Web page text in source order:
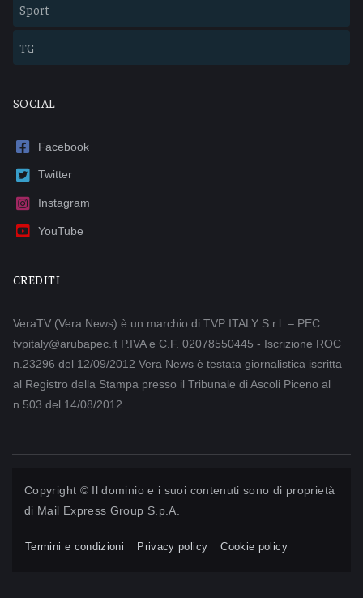
Sport
TG
SOCIAL
Facebook
Twitter
Instagram
YouTube
CREDITI
VeraTV (Vera News) è un marchio di TVP ITALY S.r.l. – PEC:
tvpitaly@arubapec.it P.IVA e C.F. 02078550445 - Iscrizione ROC
n.23296 del 12/09/2012 Vera News è testata giornalistica iscritta
al Registro della Stampa presso il Tribunale di Ascoli Piceno al
n.503 del 14/08/2012.
Copyright © Il dominio e i suoi contenuti sono di proprietà
di Mail Express Group S.p.A.
Termini e condizioni Privacy policy Cookie policy